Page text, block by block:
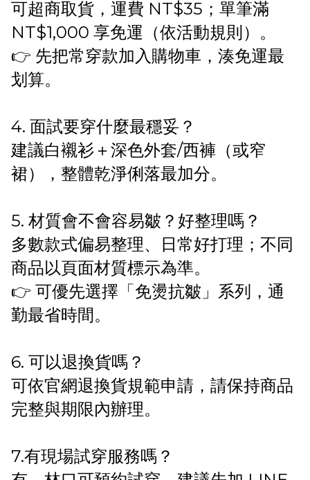
可超商取貨，運費 NT$35；單筆滿
NT$1,000 享免運（依活動規則）。
👉 先把常穿款加入購物車，湊免運最
划算。
4. 面試要穿什麼最穩妥？
建議白襯衫＋深色外套/西褲（或窄
裙），整體乾淨俐落最加分。
5. 材質會不會容易皺？好整理嗎？
多數款式偏易整理、日常好打理；不同
商品以頁面材質標示為準。
👉 可優先選擇「免燙抗皺」系列，通
勤最省時間。
6. 可以退換貨嗎？
可依官網退換貨規範申請，請保持商品
完整與期限內辦理。
7.有現場試穿服務嗎？